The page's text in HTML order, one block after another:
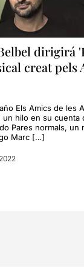
dirigirá
creat pels
Els Amics de les
un hilo en su cuenta
Pares normals, un
Marc […]